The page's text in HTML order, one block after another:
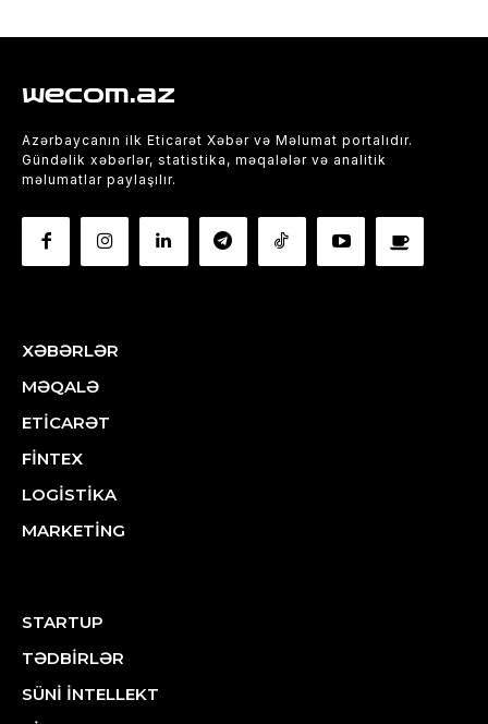
wecom.az
Azərbaycanın ilk Eticarət Xəbər və Məlumat portalıdır.
Gündəlik xəbərlər, statistika, məqalələr və analitik
məlumatlar paylaşılır.
XƏBƏRLƏR
MƏQALƏ
ETİCARƏT
FİNTEX
LOGİSTİKA
MARKETİNG
STARTUP
TƏDBİRLƏR
SÜNİ İNTELLEKT